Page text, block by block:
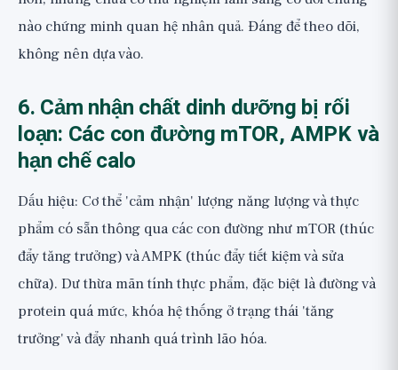
nào chứng minh quan hệ nhân quả. Đáng để theo dõi,
không nên dựa vào.
6. Cảm nhận chất dinh dưỡng bị rối
loạn: Các con đường mTOR, AMPK và
hạn chế calo
Dấu hiệu: Cơ thể 'cảm nhận' lượng năng lượng và thực
phẩm có sẵn thông qua các con đường như mTOR (thúc
đẩy tăng trưởng) và AMPK (thúc đẩy tiết kiệm và sửa
chữa). Dư thừa mãn tính thực phẩm, đặc biệt là đường và
protein quá mức, khóa hệ thống ở trạng thái 'tăng
trưởng' và đẩy nhanh quá trình lão hóa.